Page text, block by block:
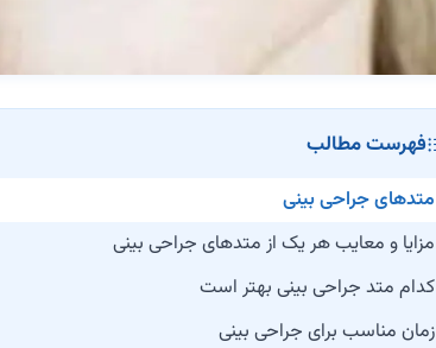
فهرست مطالب
متدهای جراحی بینی
مزایا و معایب هر یک از متدهای جراحی بینی
کدام متد جراحی بینی بهتر است
زمان مناسب برای جراحی بینی